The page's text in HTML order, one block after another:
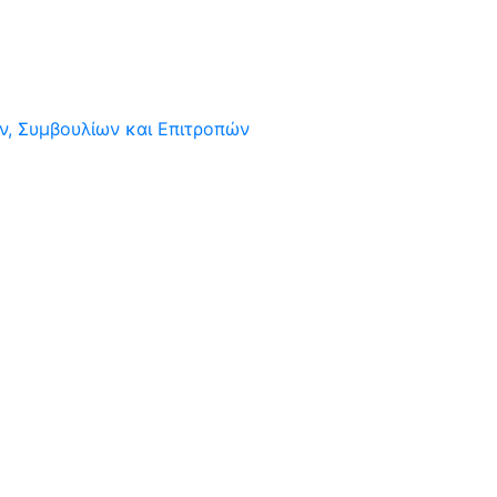
Συμβουλίων και Επιτροπών